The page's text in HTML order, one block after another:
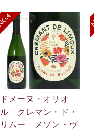
ドメーヌ・オリオ
ル クレマン・ド・
リムー メゾン・ヴ